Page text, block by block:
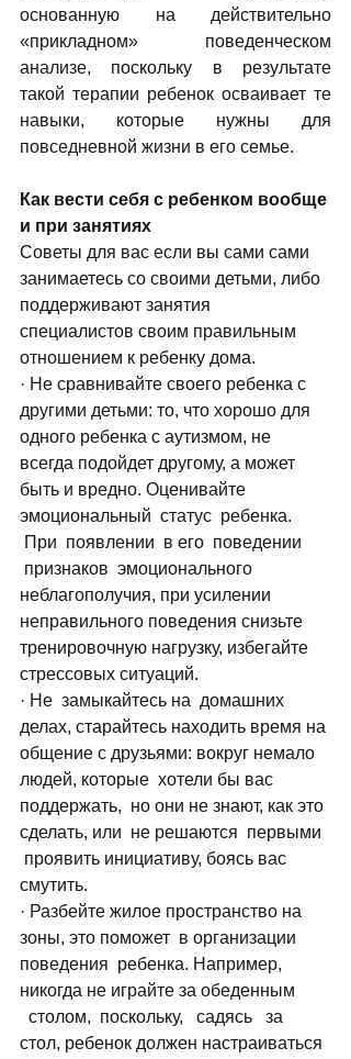
основанную на действительно
«прикладном» поведенческом
анализе, поскольку в результате
такой терапии ребенок осваивает те
навыки, которые нужны для
повседневной жизни в его семье.
Как вести себя с ребенком вообще
и при занятиях
Советы для вас если вы сами сами
занимаетесь со своими детьми, либо
поддерживают занятия
специалистов своим правильным
отношением к ребенку дома.
· Не сравнивайте своего ребенка с
другими детьми: то, что хорошо для
одного ребенка с аутизмом, не
всегда подойдет другому, а может
быть и вредно. Оценивайте
эмоциональный  статус  ребенка.
При  появлении  в его  поведении
признаков  эмоционального
неблагополучия, при усилении
неправильного поведения снизьте
тренировочную нагрузку, избегайте
стрессовых ситуаций.
· Не  замыкайтесь на  домашних
делах, старайтесь находить время на
общение с друзьями: вокруг немало
людей, которые  хотели бы вас
поддержать,  но они не знают, как это
сделать, или  не решаются  первыми
проявить инициативу, боясь вас
смутить.
· Разбейте жилое пространство на
зоны, это поможет  в организации
поведения  ребенка. Например,
никогда не играйте за обеденным
столом,  поскольку,   садясь   за
стол, ребенок должен настраиваться